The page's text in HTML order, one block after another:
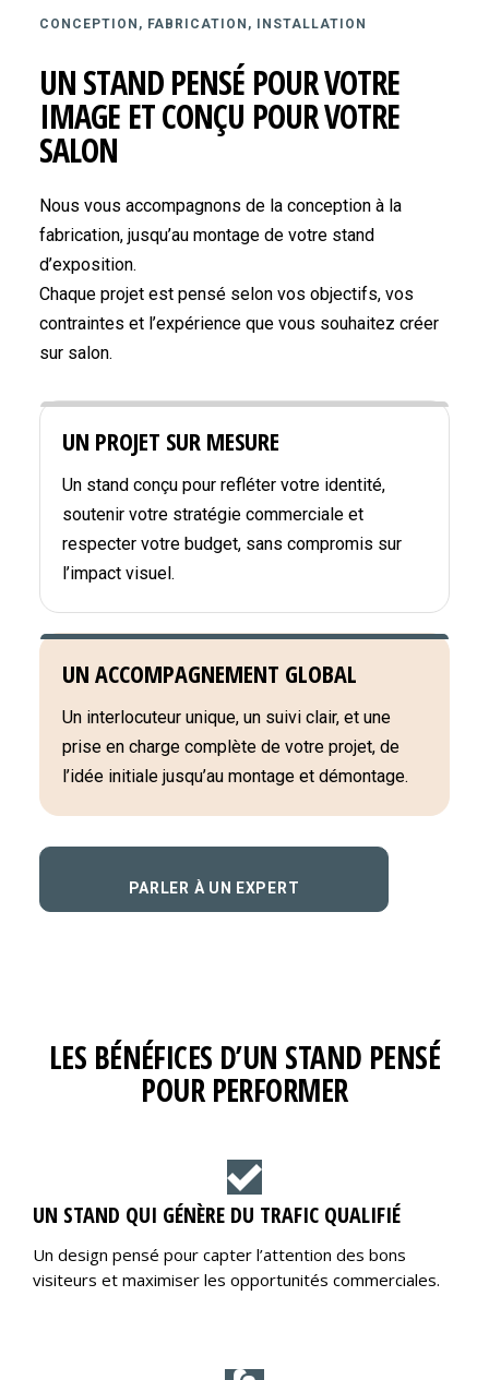
CONCEPTION, FABRICATION, INSTALLATION
UN STAND PENSÉ POUR VOTRE
IMAGE ET CONÇU POUR VOTRE
SALON
Nous vous accompagnons de la conception à la
fabrication, jusqu’au montage de votre stand
d’exposition.
Chaque projet est pensé selon vos objectifs, vos
contraintes et l’expérience que vous souhaitez créer
sur salon.
UN PROJET SUR MESURE
Un stand conçu pour refléter votre identité,
soutenir votre stratégie commerciale et
respecter votre budget, sans compromis sur
l’impact visuel.
UN ACCOMPAGNEMENT GLOBAL
Un interlocuteur unique, un suivi clair, et une
prise en charge complète de votre projet, de
l’idée initiale jusqu’au montage et démontage.
PARLER À UN EXPERT
LES BÉNÉFICES D’UN STAND PENSÉ
POUR PERFORMER
UN STAND QUI GÉNÈRE DU TRAFIC QUALIFIÉ
Un design pensé pour capter l’attention des bons
visiteurs et maximiser les opportunités commerciales.